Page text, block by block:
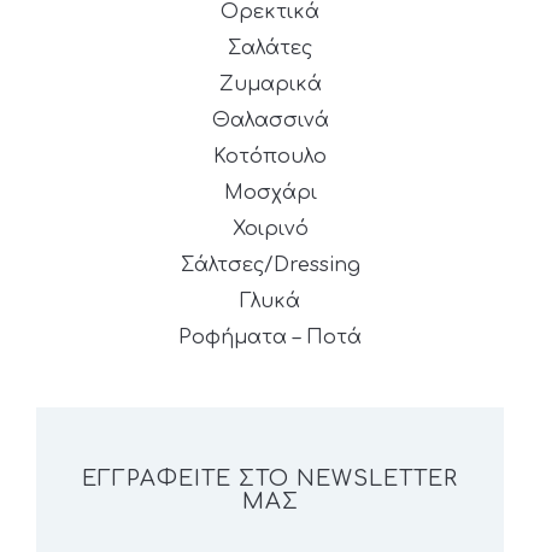
Ορεκτικά
Σαλάτες
Ζυμαρικά
Θαλασσινά
Κοτόπουλο
Μοσχάρι
Χοιρινό
Σάλτσες/Dressing
Γλυκά
Ροφήματα – Ποτά
ΕΓΓΡΑΦΕΊΤΕ ΣΤΟ NEWSLETTER
ΜΑΣ